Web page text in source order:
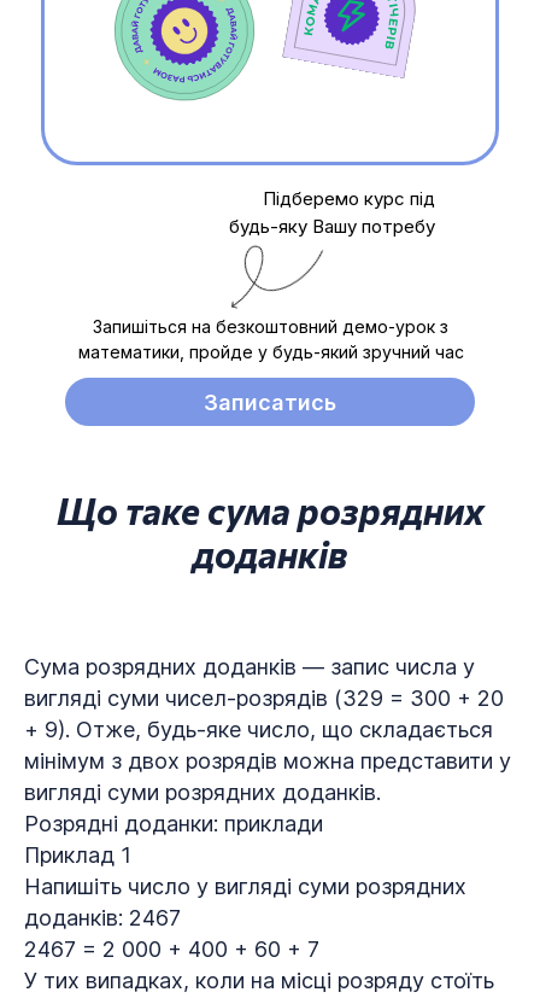
Підберемо курс під
будь-яку Вашу потребу
Запишіться на безкоштовний демо-урок з
математики, пройде у будь-який зручний час
Записатись
Що таке сума розрядних
доданків
Сума розрядних доданків — запис числа у
вигляді суми чисел-розрядів (329 = 300 + 20
+ 9). Отже, будь-яке число, що складається
мінімум з двох розрядів можна представити у
вигляді суми розрядних доданків.
Розрядні доданки: приклади
Приклад 1
Напишіть число у вигляді суми розрядних
доданків: 2467
2467 = 2 000 + 400 + 60 + 7
У тих випадках, коли на місці розряду стоїть